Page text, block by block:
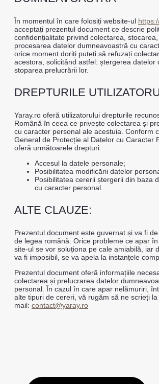
În momentul în care folosiți website-ul
acceptați prezentul document ce descrie
confidențialitate privind colectarea,
procesarea datelor dumneavoastră cu
orice moment doriți puteți să refuzați
acestora, solicitând astfel: ștergerea datelor
stoparea prelucrării lor.
DREPTURILE
Yaray.ro oferă utilizatorului drepturile
Română în ceea ce privește colectarea și
cu caracter personal ale acestuia. Conform
General de Protecție al Datelor cu Caracter
oferă următoarele drepturi:
Accesul la datele personale;
Posibilitatea modificării datelor
Posibilitatea cererii ștergerii din baza
cu caracter personal.
ALTE CLAUZE:
Prezentul document este guvernat și va fi
de legea română. Orice probleme ce apar
site-ul se vor soluționa pe cale amiabilă, iar
va fi imposibil, se va apela la instanțele
Prezentul document oferă informațiile
colectarea și prelucrarea datelor
personal. În cazul în care apar nelămuriri,
alte tipuri de cereri, vă rugăm să ne scrieți
mail: contact@yaray.ro